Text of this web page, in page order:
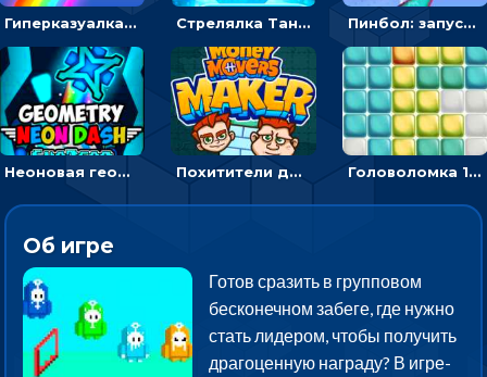
Гиперказуалка Летающая чашка кофе: двигаться и собирать кубики сахара Стрелялка Танковые войны: бить по танку врага, чтобы уничтожить зло Пинбол: запускать шарик, чтобы выбивать очки
Неоновая геометрия: прыгай через препятствия и собирай шары Похитители денег: управляйте друзьями и соберите все мешки с долларами Головоломка 10х10
Об игре
Готов сразить в групповом
бесконечном забеге, где нужно
стать лидером, чтобы получить
драгоценную награду? В игре-